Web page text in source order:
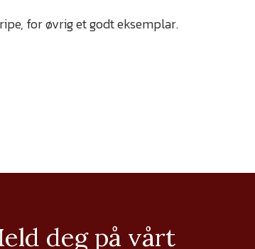
for øvrig et godt eksemplar.
deg på vårt